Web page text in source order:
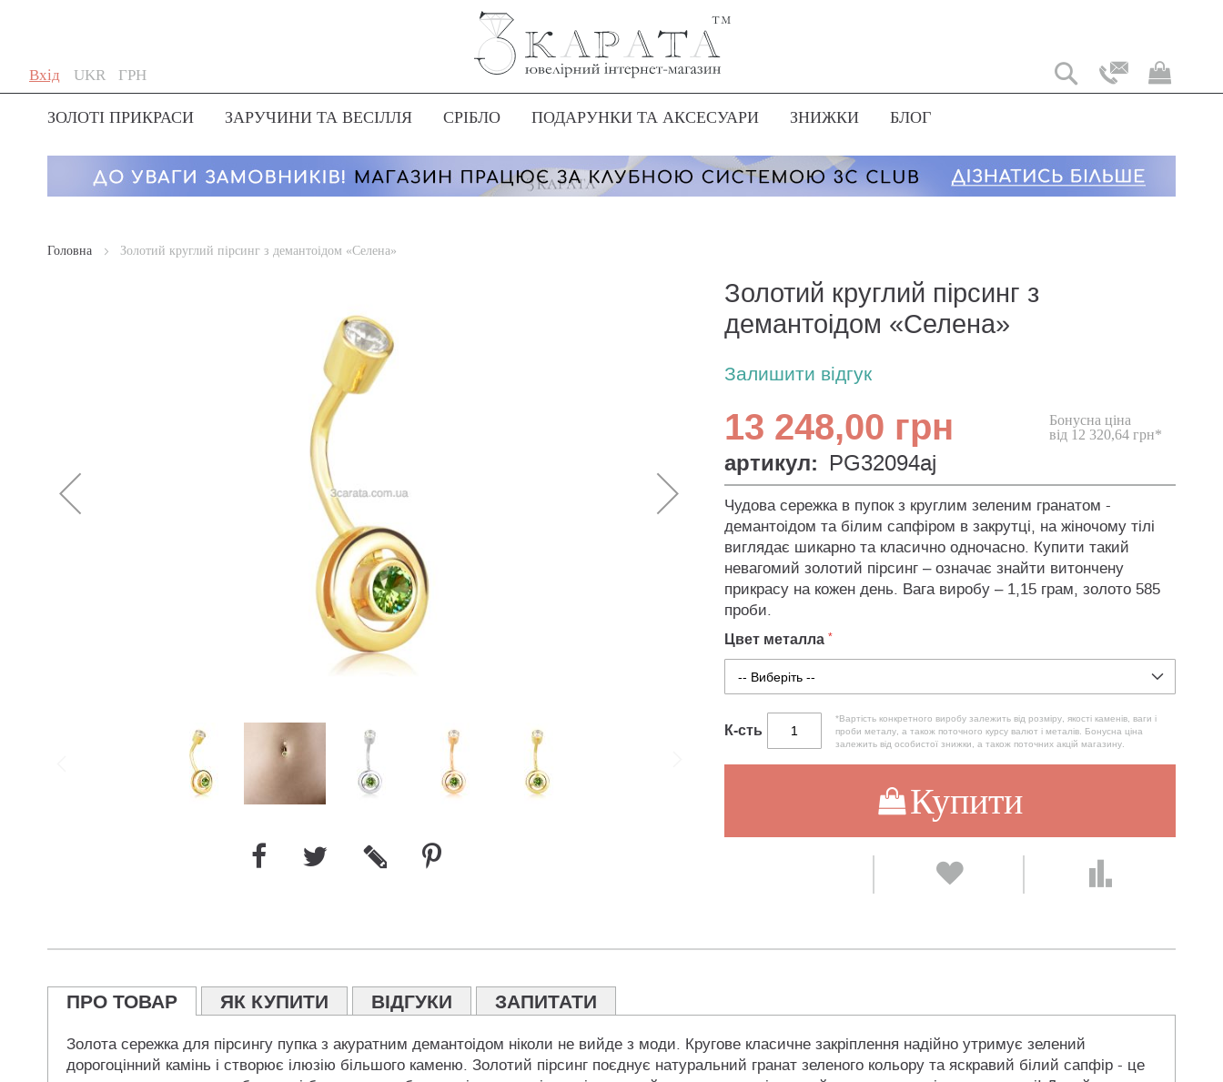
Вхід
Skip
to
Content
Мова
UKR
Мій
Валюта
ГРН
ЗОЛОТІ ПРИКРАСИ ЗАРУЧИНИ ТА ВЕСІЛЛЯ СРІБЛО ПОДАРУНКИ ТА АКСЕСУАРИ ЗНИЖКИ БЛОГ
Головна Золотий круглий пірсинг з демантоідом «Селена»
Золотий круглий пірсинг з
демантоідом «Селена»
Залишити відгук
13 248,00 грн
Бонусна ціна
від 12 320,64 грн*
артикул: PG32094aj
Чудова сережка в пупок з круглим зеленим гранатом -
демантоідом та білим сапфіром в закрутці, на жіночому тілі
виглядає шикарно та класично одночасно. Купити такий
невагомий золотий пірсинг – означає знайти витончену
прикрасу на кожен день. Вага виробу – 1,15 грам, золото 585
проби.
Цвет металла
К-сть
*Вартість конкретного виробу залежить від розміру, якості каменів, ваги і
проби металу, а також поточного курсу валют і металів. Бонусна ціна
залежить від особистої знижки, а також поточних акцій магазину.
Купити
ПРО ТОВАР ЯК КУПИТИ ВІДГУКИ ЗАПИТАТИ
Золота сережка для пірсингу пупка з акуратним демантоідом ніколи не вийде з моди. Кругове класичне закріплення надійно утримує зелений
дорогоцінний камінь і створює ілюзію більшого каменю. Золотий пірсинг поєднує натуральний гранат зеленого кольору та яскравий білий сапфір - це